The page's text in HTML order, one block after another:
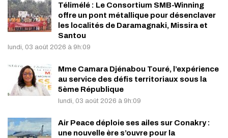
Télimélé : Le Consortium SMB-Winning
offre un pont métallique pour désenclaver
les localités de Daramagnaki, Missira et
Santou
lundi, 03 août 2026 à 9h:09
Mme Camara Djénabou Touré, l’expérience
au service des défis territoriaux sous la
5ème République
lundi, 03 août 2026 à 9h:09
Air Peace déploie ses ailes sur Conakry :
une nouvelle ère s’ouvre pour la